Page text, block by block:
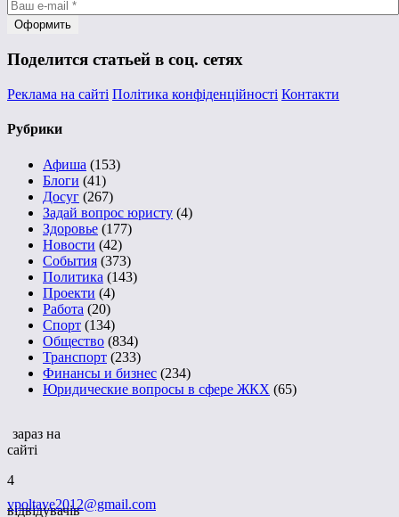
Поделится статьей в соц. сетях
Реклама на сайті Політика конфіденційності Контакти
Рубрики
Афиша (153)
Блоги (41)
Досуг (267)
Задай вопрос юристу (4)
Здоровье (177)
Новости (42)
События (373)
Политика (143)
Проекти (4)
Работа (20)
Спорт (134)
Общество (834)
Транспорт (233)
Финансы и бизнес (234)
Юридические вопросы в сфере ЖКХ (65)
зараз на
сайті
4
відвідувачів
vpoltave2012@gmail.com